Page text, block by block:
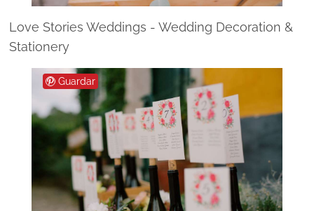
Love Stories Weddings - Wedding Decoration &
Stationery
Guardar